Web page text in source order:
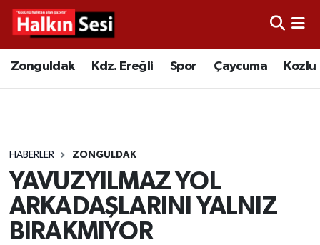
Zonguldak Kdz. Ereğli Spor Çaycuma Kozlu
HABERLER ZONGULDAK
YAVUZYILMAZ YOL
ARKADAŞLARINI YALNIZ
BIRAKMIYOR
Video
Çaycuma
Alaplı
Asayiş
Merkez Hava Durumu
Tüm Manşetler
Son Dakika Haberleri